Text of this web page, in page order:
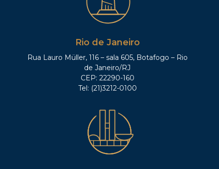
Rio de Janeiro
Rua Lauro Müller, 116 – sala 605, Botafogo – Rio
de Janeiro/RJ
CEP: 22290-160
Tel: (21)3212-0100